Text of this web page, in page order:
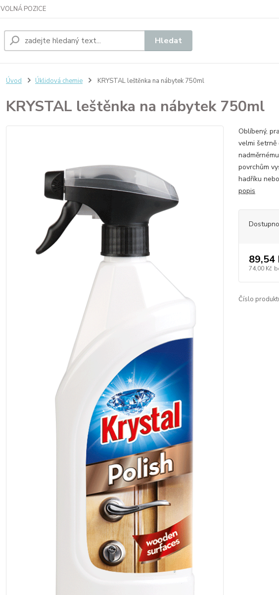
VOLNÁ POZICE
Hledat
Úvod Úklidová chemie KRYSTAL leštěnka na nábytek 750ml
KRYSTAL leštěnka na nábytek 750ml
​Oblíbený,
velmi šetrně
povrchům
hadříku
popis
89,54
74,00 Kč
Číslo